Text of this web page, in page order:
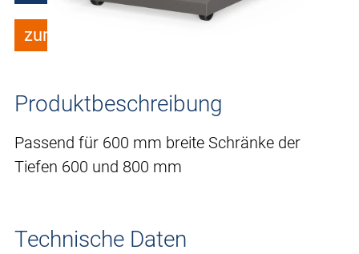
zum Merkzettel hinzufügen
Produktbeschreibung
Passend für 600 mm breite Schränke der
Tiefen 600 und 800 mm
Technische Daten